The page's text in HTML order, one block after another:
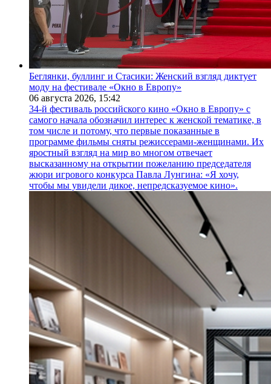
Беглянки, буллинг и Стасики: Женский взгляд диктует
моду на фестивале «Окно в Европу»
06 августа 2026, 15:42
34-й фестиваль российского кино «Окно в Европу» с
самого начала обозначил интерес к женской тематике, в
том числе и потому, что первые показанные в
программе фильмы сняты режиссерами-женщинами. Их
яростный взгляд на мир во многом отвечает
высказанному на открытии пожеланию председателя
жюри игрового конкурса Павла Лунгина: «Я хочу,
чтобы мы увидели дикое, непредсказуемое кино».